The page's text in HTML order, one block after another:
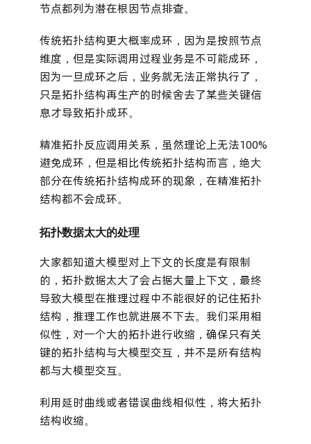
节点都列为潜在根因节点排查。
传统拓扑结构更大概率成环，因为是按照节点
维度，但是实际调用过程业务是不可能成环，
因为一旦成环之后，业务就无法正常执行了，
只是拓扑结构再生产的时候舍去了某些关键信
息才导致拓扑成环。
精准拓扑反应调用关系，虽然理论上无法100%
避免成环，但是相比传统拓扑结构而言，绝大
部分在传统拓扑结构成环的现象，在精准拓扑
结构都不会成环。
拓扑数据太大的处理
大家都知道大模型对上下文的长度是有限制
的，拓扑数据太大了会占据大量上下文，最终
导致大模型在推理过程中不能很好的记住拓扑
结构，推理工作也就进展不下去。我们采用相
似性，对一个大的拓扑进行收缩，确保只有关
键的拓扑结构与大模型交互，并不是所有结构
都与大模型交互。
利用延时曲线或者错误曲线相似性，将大拓扑
结构收缩。